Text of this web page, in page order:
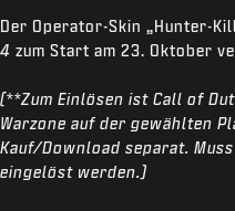
Der Operator-Skin „Hunter-
4 zum Start am 23. Oktober
(**Zum Einlösen ist Call of
Warzone auf der gewählten
Kauf/Download separat.
eingelöst werden.)